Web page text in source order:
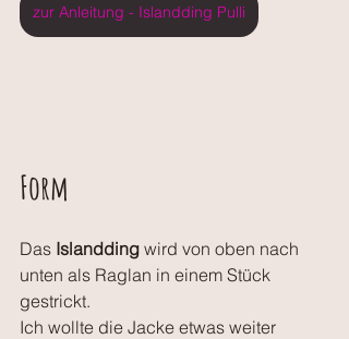
zur Anleitung - Islandding Pulli
Form
Das Islandding wird von oben nach
unten als Raglan in einem Stück
gestrickt.
Ich wollte die Jacke etwas weiter